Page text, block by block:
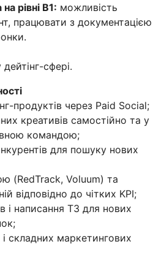
рівні B1: можливість
працювати з документацією
сфері.
продуктів через Paid Social;
креативів самостійно та у
командою;
для пошуку нових
(RedTrack, Voluum) та
відповідно до чітких KPI;
і написання ТЗ для нових
складних маркетингових